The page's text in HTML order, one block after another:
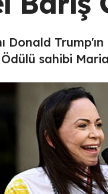
Donald
Ödülü sahibi